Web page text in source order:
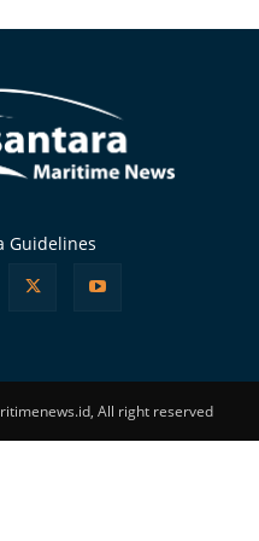
Guidelines
All right reserved